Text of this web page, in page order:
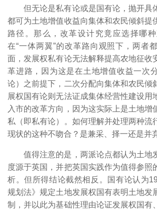
但无论是私有论或是国有论，抛开具
都可为土地增值收益向集体和农民倾斜提
路径。那么，改革设计究竟应选择哪种
在“一体两翼”的改革路向观照下，两者
面，发展权私有论无法解释提高农地征收
革进路，因为这是在土地增值收益一次
论）之前提下，二次分配向集体和农民倾
展权国有论则无法证成集体经营性建设用
入市的改革方向，因为这实际上是土地增
私（即私有论）。如何理解并处理两种流
现状的这种不吻合？是兼采、择一还是并
值得注意的是，两派论点都认为土地
度源于英国，并把英国实践作为值得参照
析。但所得结论截然相反。国有论认为
规划法》规定土地发展权国有表明土地发
制，并以此为基础性理由论证发展权国有